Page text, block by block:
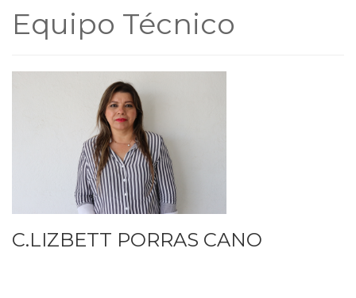
Equipo Técnico
C.LIZBETT PORRAS CANO